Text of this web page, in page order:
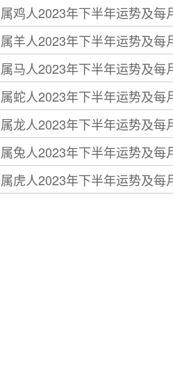
2023年属猪人的全年运势详解
属鸡人2023年下半年运势及每
2023年属鸡人的全年运势详解
属羊人2023年下半年运势及每
2023年属羊人的全年运势详解
属马人2023年下半年运势及每
2023年属马人的全年运势详解
属蛇人2023年下半年运势及每
2023年属蛇人的全年运势详解
属龙人2023年下半年运势及每
2023年属龙人的全年运势详解
属兔人2023年下半年运势及每
2023年属兔人的全年运势详解
属虎人2023年下半年运势及每